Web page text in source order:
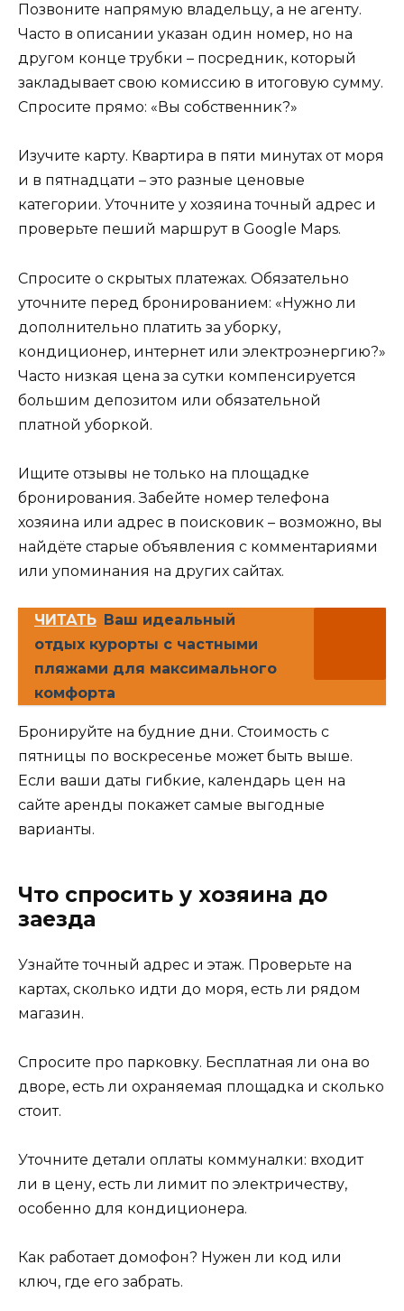
Позвоните напрямую владельцу, а не агенту.
Часто в описании указан один номер, но на
другом конце трубки – посредник, который
закладывает свою комиссию в итоговую сумму.
Спросите прямо: «Вы собственник?»
Изучите карту. Квартира в пяти минутах от моря
и в пятнадцати – это разные ценовые
категории. Уточните у хозяина точный адрес и
проверьте пеший маршрут в Google Maps.
Спросите о скрытых платежах. Обязательно
уточните перед бронированием: «Нужно ли
дополнительно платить за уборку,
кондиционер, интернет или электроэнергию?»
Часто низкая цена за сутки компенсируется
большим депозитом или обязательной
платной уборкой.
Ищите отзывы не только на площадке
бронирования. Забейте номер телефона
хозяина или адрес в поисковик – возможно, вы
найдёте старые объявления с комментариями
или упоминания на других сайтах.
ЧИТАТЬ Ваш идеальный
отдых курорты с частными
пляжами для максимального
комфорта
Бронируйте на будние дни. Стоимость с
пятницы по воскресенье может быть выше.
Если ваши даты гибкие, календарь цен на
сайте аренды покажет самые выгодные
варианты.
Что спросить у хозяина до
заезда
Узнайте точный адрес и этаж. Проверьте на
картах, сколько идти до моря, есть ли рядом
магазин.
Спросите про парковку. Бесплатная ли она во
дворе, есть ли охраняемая площадка и сколько
стоит.
Уточните детали оплаты коммуналки: входит
ли в цену, есть ли лимит по электричеству,
особенно для кондиционера.
Как работает домофон? Нужен ли код или
ключ, где его забрать.